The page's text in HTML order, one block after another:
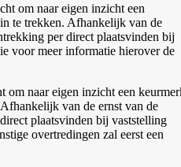
om naar eigen inzicht een
te trekken. Afhankelijk van de
per direct plaatsvinden bij
voor meer informatie hierover de
om naar eigen inzicht een
van de ernst van de
plaatsvinden bij vaststelling
overtredingen zal eerst een